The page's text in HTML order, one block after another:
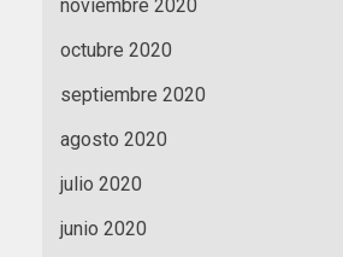
noviembre 2020
octubre 2020
septiembre 2020
agosto 2020
julio 2020
junio 2020